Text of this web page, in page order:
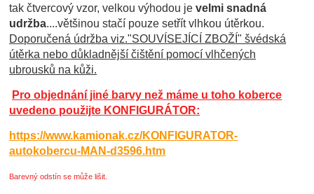
tak čtvercový vzor, velkou výhodou jevelmi snadná
udržba....většinou stačí pouze setřít vlhkou útěrkou.
Doporučená údržba viz."SOUVÍSEJÍCÍ ZBOŽÍ" švédská
útěrka nebo důkladnější čištění pomocí vlhčených
ubrousků na kůži.
Pro objednání jiné barvy než máme u toho koberce
uvedeno použijte KONFIGURÁTOR:
https://www.kamionak.cz/KONFIGURATOR-
autokobercu-MAN-d3596.htm
Barevný odstín se může lišit.